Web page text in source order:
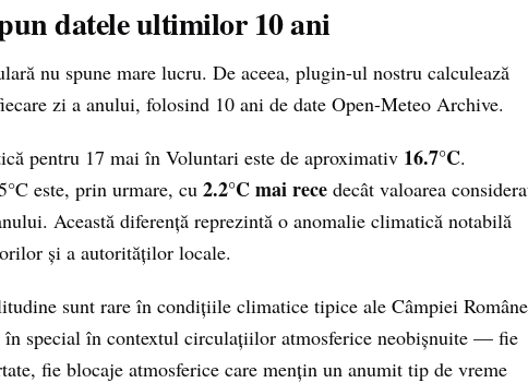
datele ultimilor 10 ani
nu spune mare lucru. De aceea, plugin-ul nostru calculează
zi a anului, folosind 10 ani de date Open-Meteo Archive.
pentru 17 mai în Voluntari este de aproximativ 16.7°C.
este, prin urmare, cu 2.2°C mai rece decât valoarea
Această diferență reprezintă o anomalie climatică notabilă
și a autorităților locale.
sunt rare în condițiile climatice tipice ale Câmpiei
special în contextul circulațiilor atmosferice neobișnuite — fie
fie blocaje atmosferice care mențin un anumit tip de vreme